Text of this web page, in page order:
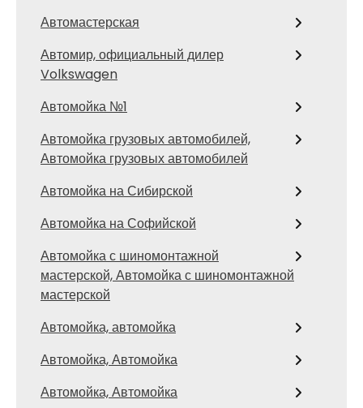
Автомастерская
Автомир, официальный дилер
Volkswagen
Автомойка №1
Автомойка грузовых автомобилей,
Автомойка грузовых автомобилей
Автомойка на Сибирской
Автомойка на Софийской
Автомойка с шиномонтажной
мастерской, Автомойка с шиномонтажной
мастерской
Автомойка, автомойка
Автомойка, Автомойка
Автомойка, Автомойка